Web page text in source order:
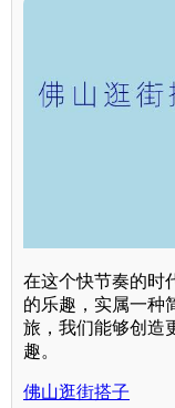
在这个快节奏的时
的乐趣，实属一种
旅，我们能够创造
趣。
佛山逛街搭子